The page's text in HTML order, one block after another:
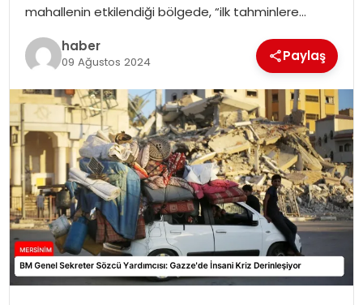
OTOMOBIL
mahallenin etkilendiği bölgede, “ilk tahminlere…
haber
09 Ağustos 2024 Paylaş